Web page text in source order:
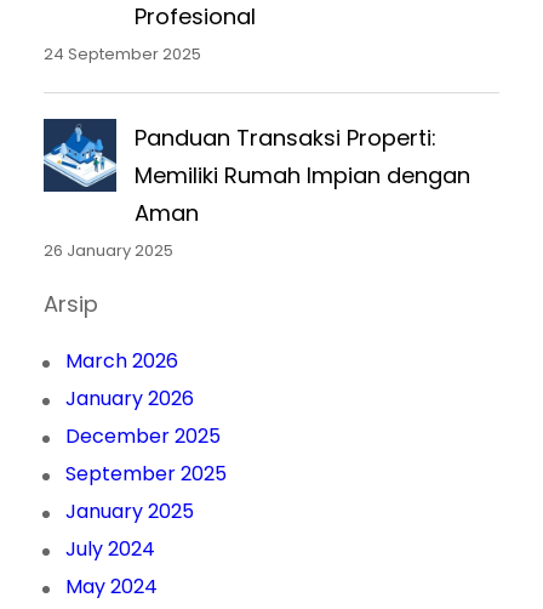
Profesional
24 September 2025
Panduan Transaksi Properti:
Memiliki Rumah Impian dengan
Aman
26 January 2025
Arsip
March 2026
January 2026
December 2025
September 2025
January 2025
July 2024
May 2024